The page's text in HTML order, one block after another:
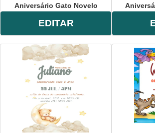
Aniversário Gato Novelo
EDITAR